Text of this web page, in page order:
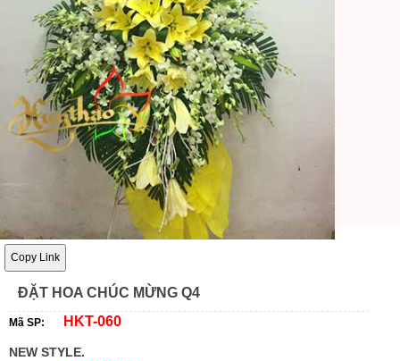
Copy Link
ĐẶT HOA CHÚC MỪNG Q4
Mã SP: HKT-060
NEW STYLE.